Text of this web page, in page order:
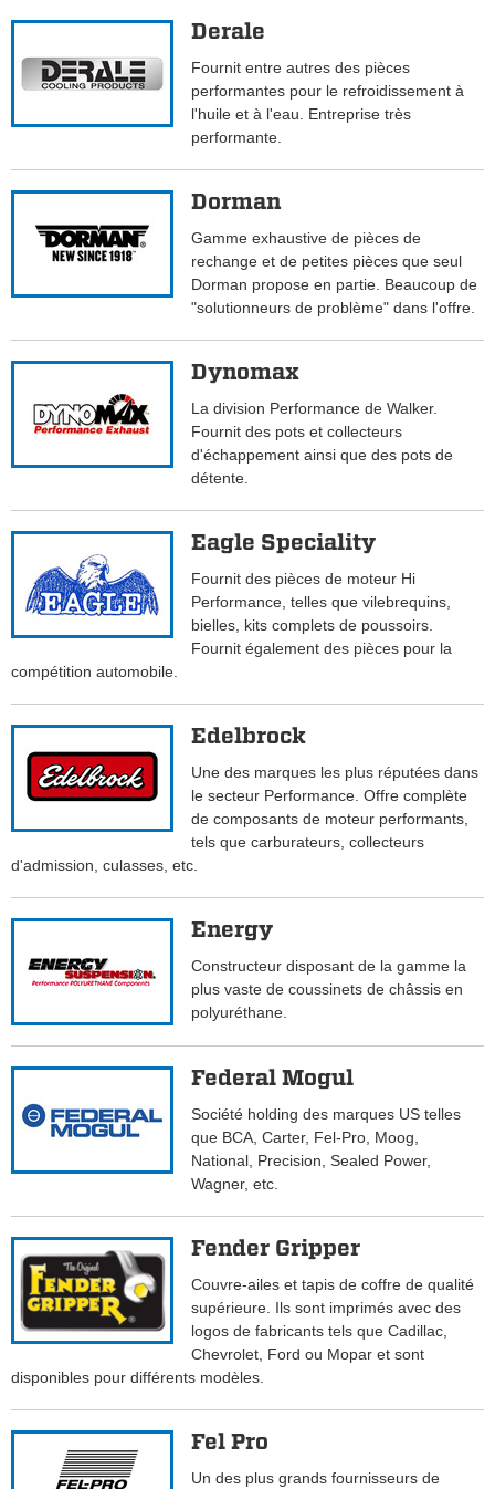
Derale
Fournit entre autres des pièces
performantes pour le refroidissement à
l'huile et à l'eau. Entreprise très
performante.
Dorman
Gamme exhaustive de pièces de
rechange et de petites pièces que seul
Dorman propose en partie. Beaucoup de
"solutionneurs de problème" dans l'offre.
Dynomax
La division Performance de Walker.
Fournit des pots et collecteurs
d'échappement ainsi que des pots de
détente.
Eagle Speciality
Fournit des pièces de moteur Hi
Performance, telles que vilebrequins,
bielles, kits complets de poussoirs.
Fournit également des pièces pour la
compétition automobile.
Edelbrock
Une des marques les plus réputées dans
le secteur Performance. Offre complète
de composants de moteur performants,
tels que carburateurs, collecteurs
d'admission, culasses, etc.
Energy
Constructeur disposant de la gamme la
plus vaste de coussinets de châssis en
polyuréthane.
Federal Mogul
Société holding des marques US telles
que BCA, Carter, Fel-Pro, Moog,
National, Precision, Sealed Power,
Wagner, etc.
Fender Gripper
Couvre-ailes et tapis de coffre de qualité
supérieure. Ils sont imprimés avec des
logos de fabricants tels que Cadillac,
Chevrolet, Ford ou Mopar et sont
disponibles pour différents modèles.
Fel Pro
Un des plus grands fournisseurs de